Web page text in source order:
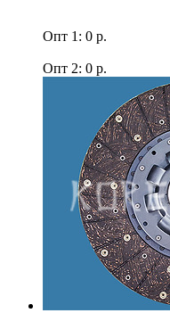
Опт 1: 0 р.
Опт 2: 0 р.